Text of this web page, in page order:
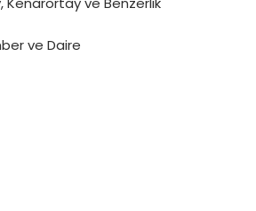
Kenarortay ve Benzerlik
ve Daire